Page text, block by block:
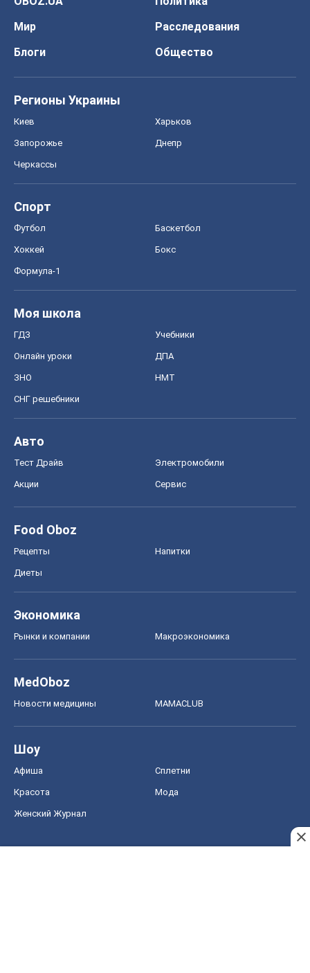
Мир
Расследования
Блоги
Общество
Регионы Украины
Киев Харьков
Запорожье Днепр
Черкассы
Спорт
Футбол Баскетбол
Хоккей Бокс
Формула-1
Моя школа
ГДЗ Учебники
Онлайн уроки ДПА
ЗНО НМТ
СНГ решебники
Авто
Тест Драйв Электромобили
Акции Сервис
Food Oboz
Рецепты Напитки
Диеты
Экономика
Рынки и компании Mакроэкономика
MedOboz
Новости медицины MAMACLUB
Шоу
Афиша Сплетни
Красота Мода
Женский Журнал